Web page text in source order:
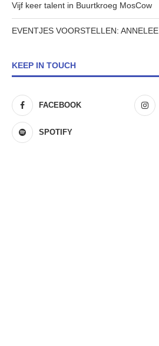
Vijf keer talent in Buurtkroeg MosCow
EVENTJES VOORSTELLEN: ANNELEE
KEEP IN TOUCH
FACEBOOK
SPOTIFY